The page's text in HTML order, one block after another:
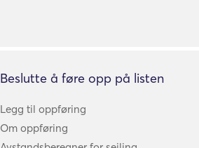
Beslutte å føre opp på listen
Legg til oppføring
Om oppføring